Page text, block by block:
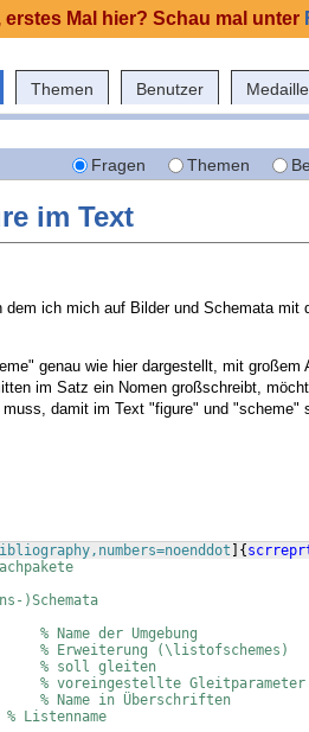
Themen Benutzer
Fragen Themen
im Text
ich mich auf Bilder und Schemata mit
genau wie hier dargestellt, mit großem
im Satz ein Nomen großschreibt,
damit im Text "figure" und "scheme"
{
)Schemata
% Name der Umgebung
% Erweiterung (\listofschemes)
% soll gleiten
% voreingestellte Gleitparameter
% Name in Überschriften
% Listenname
erstes Mal hier? Schau mal unter